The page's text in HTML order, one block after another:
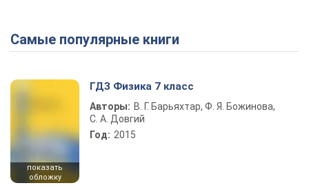
Самые популярные книги
показать
обложку
ГДЗ Физика 7 класс
Авторы: В. Г. Барьяхтар, Ф. Я. Божинова,
С. А. Довгий
Год: 2015